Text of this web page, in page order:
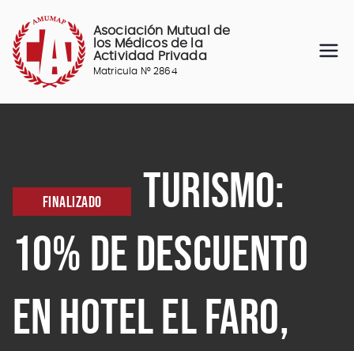
contenido
Asociación Mutual de
los Médicos de la
Actividad Privada
Matricula N° 2864
FINALIZADO
TURISMO:
10% DE DESCUENTO
EN HOTEL EL FARO,